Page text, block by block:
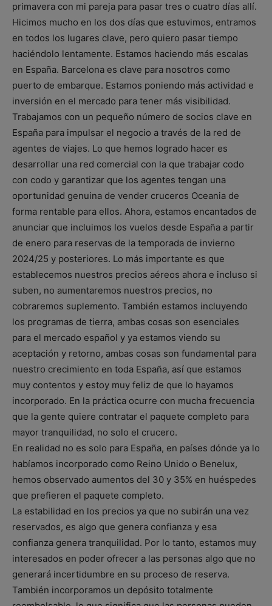
primavera con mi pareja para pasar tres o cuatro días allí.
Hicimos mucho en los dos días que estuvimos, entramos
en todos los lugares clave, pero quiero pasar tiempo
haciéndolo lentamente. Estamos haciendo más escalas
en España. Barcelona es clave para nosotros como
puerto de embarque. Estamos poniendo más actividad e
inversión en el mercado para tener más visibilidad.
Trabajamos con un pequeño número de socios clave en
España para impulsar el negocio a través de la red de
agentes de viajes. Lo que hemos logrado hacer es
desarrollar una red comercial con la que trabajar codo
con codo y garantizar que los agentes tengan una
oportunidad genuina de vender cruceros Oceania de
forma rentable para ellos. Ahora, estamos encantados de
anunciar que incluimos los vuelos desde España a partir
de enero para reservas de la temporada de invierno
2024/25 y posteriores. Lo más importante es que
establecemos nuestros precios aéreos ahora e incluso si
suben, no aumentaremos nuestros precios, no
cobraremos suplemento. También estamos incluyendo
los programas de tierra, ambas cosas son esenciales
para el mercado español y ya estamos viendo su
aceptación y retorno, ambas cosas son fundamental para
nuestro crecimiento en toda España, así que estamos
muy contentos y estoy muy feliz de que lo hayamos
incorporado. En la práctica ocurre con mucha frecuencia
que la gente quiere contratar el paquete completo para
mayor tranquilidad, no solo el crucero.
En realidad no es solo para España, en países dónde ya lo
habíamos incorporado como Reino Unido o Benelux,
hemos observado aumentos del 30 y 35% en huéspedes
que prefieren el paquete completo.
La estabilidad en los precios ya que no subirán una vez
reservados, es algo que genera confianza y esa
confianza genera tranquilidad. Por lo tanto, estamos muy
interesados en poder ofrecer a las personas algo que no
generará incertidumbre en su proceso de reserva.
También incorporamos un depósito totalmente